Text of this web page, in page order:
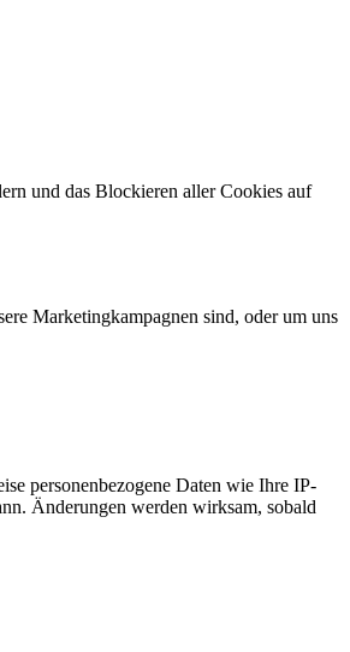
und das Blockieren aller Cookies auf
Marketingkampagnen sind, oder um uns
personenbezogene Daten wie Ihre IP-
Änderungen werden wirksam, sobald